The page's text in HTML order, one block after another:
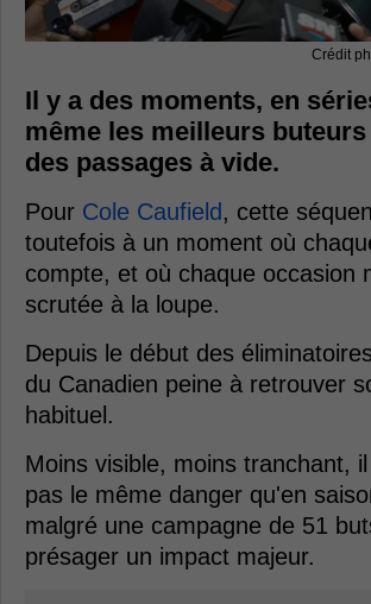
Crédit
Il y a des moments, en
même les meilleurs
des passages à vide.
Pour Cole Caufield , cette
toutefois à un moment où
compte, et où chaque occasion
scrutée à la loupe.
Depuis le début des
du Canadien peine à retrouver
habituel.
Moins visible, moins tranchant,
pas le même danger qu'en
malgré une campagne de 51
présager un impact majeur.